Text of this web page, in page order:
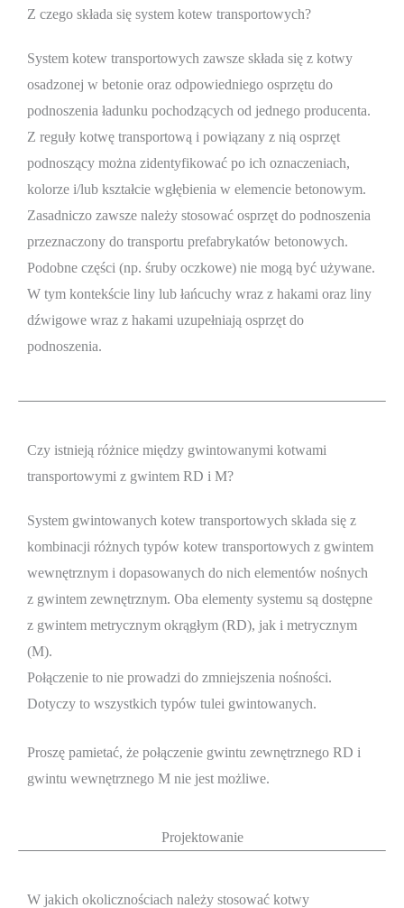
Z czego składa się system kotew transportowych?
System kotew transportowych zawsze składa się z kotwy
osadzonej w betonie oraz odpowiedniego osprzętu do
podnoszenia ładunku pochodzących od jednego producenta.
Z reguły kotwę transportową i powiązany z nią osprzęt
podnoszący można zidentyfikować po ich oznaczeniach,
kolorze i/lub kształcie wgłębienia w elemencie betonowym.
Zasadniczo zawsze należy stosować osprzęt do podnoszenia
przeznaczony do transportu prefabrykatów betonowych.
Podobne części (np. śruby oczkowe) nie mogą być używane.
W tym kontekście liny lub łańcuchy wraz z hakami oraz liny
dźwigowe wraz z hakami uzupełniają osprzęt do
podnoszenia.
Czy istnieją różnice między gwintowanymi kotwami
transportowymi z gwintem RD i M?
System gwintowanych kotew transportowych składa się z
kombinacji różnych typów kotew transportowych z gwintem
wewnętrznym i dopasowanych do nich elementów nośnych
z gwintem zewnętrznym. Oba elementy systemu są dostępne
z gwintem metrycznym okrągłym (RD), jak i metrycznym
(M).
Połączenie to nie prowadzi do zmniejszenia nośności.
Dotyczy to wszystkich typów tulei gwintowanych.
Proszę pamietać, że połączenie gwintu zewnętrznego RD i
gwintu wewnętrznego M nie jest możliwe.
Projektowanie
W jakich okolicznościach należy stosować kotwy